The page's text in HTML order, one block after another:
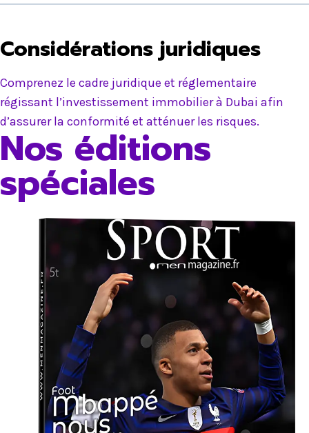
Considérations juridiques
Comprenez le cadre juridique et réglementaire
régissant l’investissement immobilier à Dubai afin
d’assurer la conformité et atténuer les risques.
Nos éditions
spéciales